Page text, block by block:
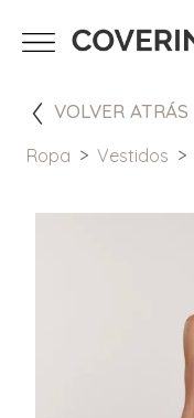
VOLVER ATRÁS
Ropa Vestidos